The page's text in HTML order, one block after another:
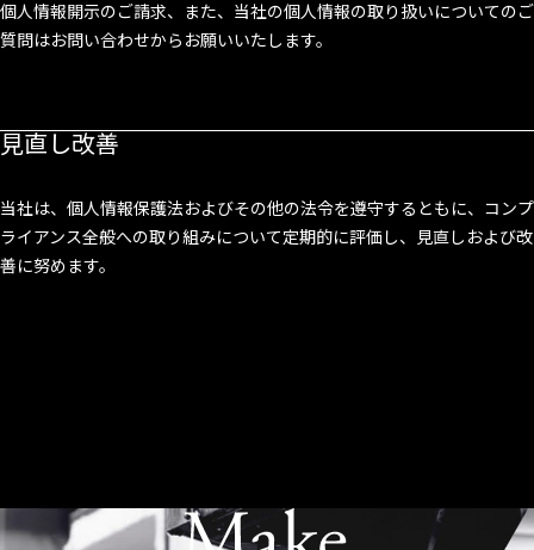
個人情報開示のご請求、また、当社の個人情報の取り扱いについてのご
質問はお問い合わせからお願いいたします。
見直し改善
当社は、個人情報保護法およびその他の法令を遵守するともに、コンプ
ライアンス全般への取り組みについて定期的に評価し、見直しおよび改
善に努めます。
Make ALL Smart